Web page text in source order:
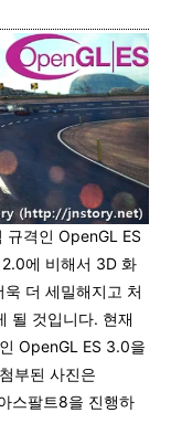
격인 OpenGL ES
에 비해서 3D 화
더 세밀해지고 처
될 것입니다. 현재
OpenGL ES 3.0을
부된 사진은
스팔트8을 진행하